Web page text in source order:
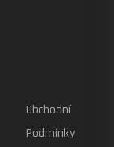
Obchodní
Podmínky